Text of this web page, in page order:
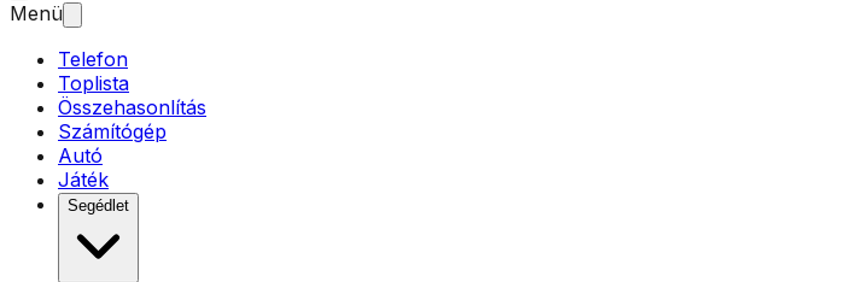
Menü
Telefon
Toplista
Összehasonlítás
Számítógép
Autó
Játék
Segédlet